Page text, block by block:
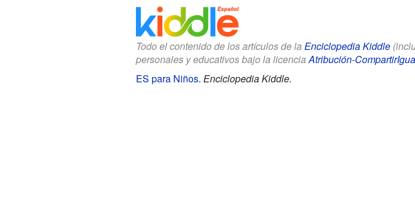
Todo el contenido de los artículos de la Enciclopedia Kiddle
personales y educativos bajo la licenciaAtribución-
ES para Niños. Enciclopedia Kiddle.